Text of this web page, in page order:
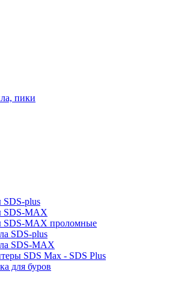
пики
SDS-plus
SDS-MAX
SDS-MAX проломные
SDS-plus
SDS-MAX
SDS Max - SDS Plus
для буров